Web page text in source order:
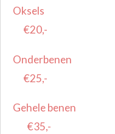
€20,-
€25,-
€35,-